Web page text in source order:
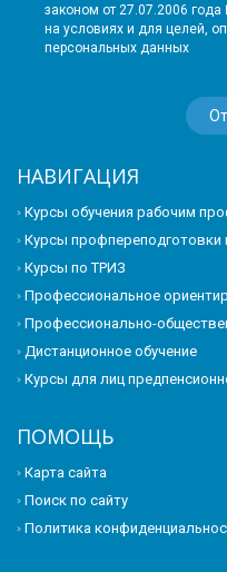
законом от 27.07.2006
на условиях и для целей,
персональных данных
НАВИГАЦИЯ
Курсы обучения рабочим
Курсы
Курсы по ТРИЗ
Профессиональное
Профессионально-
Дистанционное обучение
Курсы для лиц
ПОМОЩЬ
Карта сайта
Поиск по сайту
Политика